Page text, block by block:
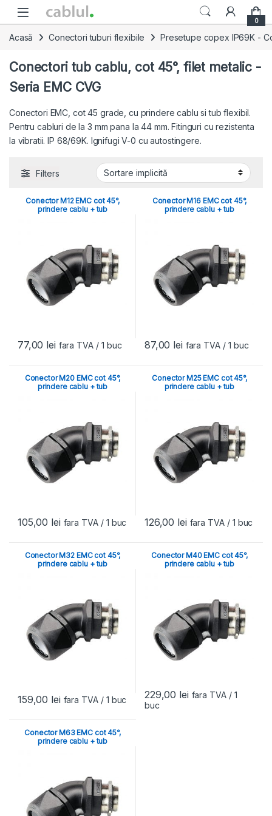
Skip to navigation
Skip to content
0
Acasă Conectori tuburi flexibile Presetupe copex IP69K -
Conectori tub cablu, cot 45°, filet metalic -
Seria EMC CVG
Conectori EMC, cot 45 grade, cu prindere cablu si tub flexibil.
Pentru cabluri de la 3 mm pana la 44 mm. Fitinguri cu rezistenta
la vibratii. IP 68/69K. Ignifugi V-0 cu autostingere.
Filters
Conector M12 EMC cot 45°,
prindere cablu + tub
77,00 lei fara TVA / 1 buc
Conector M16 EMC cot 45°,
prindere cablu + tub
87,00 lei fara TVA / 1 buc
Conector M20 EMC cot 45°,
prindere cablu + tub
105,00 lei fara TVA / 1 buc
Conector M25 EMC cot 45°,
prindere cablu + tub
126,00 lei fara TVA / 1 buc
Conector M32 EMC cot 45°,
prindere cablu + tub
159,00 lei fara TVA / 1 buc
Conector M40 EMC cot 45°,
prindere cablu + tub
229,00 lei fara TVA / 1
buc
Conector M63 EMC cot 45°,
prindere cablu + tub